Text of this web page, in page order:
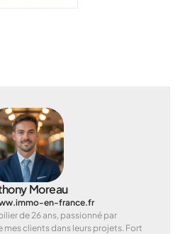
Moreau
en-france.fr
de 26 ans, passionné par
clients dans leurs projets. Fort